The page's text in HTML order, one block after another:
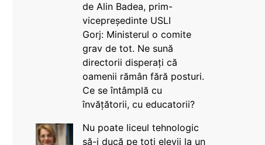
de Alin Badea, prim-
vicepreședinte USLI
Gorj: Ministerul o comite
grav de tot. Ne sună
directorii disperați că
oamenii rămân fără posturi.
Ce se întâmplă cu
învățătorii, cu educatorii?
Nu poate liceul tehnologic
să-i ducă pe toți elevii la un